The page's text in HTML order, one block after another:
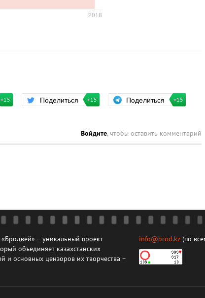
+15 Поделиться +15 Поделиться +15
Войдите, чтобы оставить комментарий
– уникальный проект
объединяет казахстанских
и основных цензоров их творчества –
info@brod.kz (по